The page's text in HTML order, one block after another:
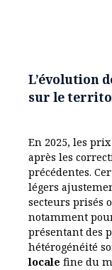
L’évolution
sur le
En 2025, les
après les
précédentes.
légers
secteurs prisés
notamment
présentant des
hétérogénéité
locale fine du